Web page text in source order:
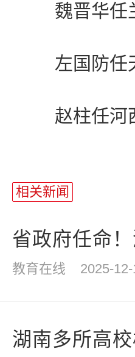
魏晋华任兰
左国防任天
赵柱任河西
相关新闻
省政府任命
教育在线 2025-
湖南多所高校